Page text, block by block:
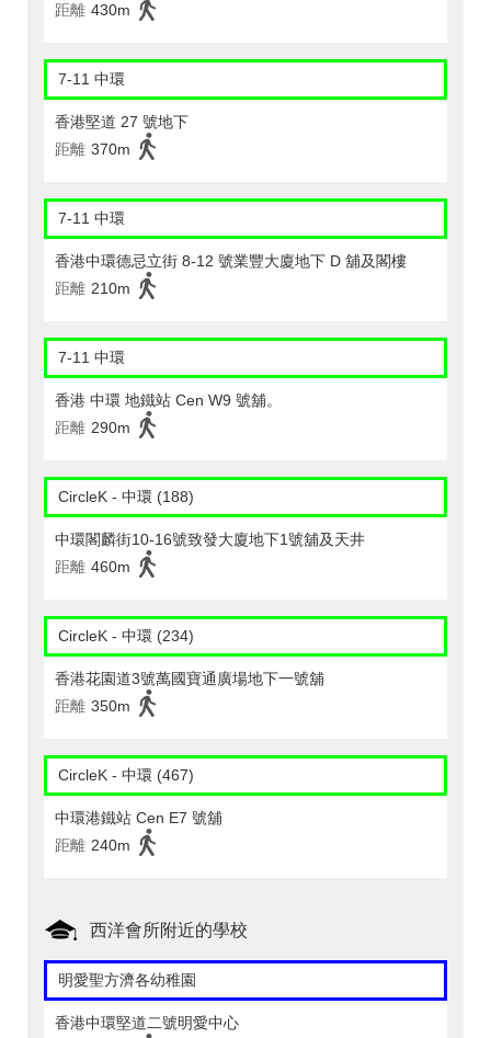
距離 430m
7-11 中環
香港堅道 27 號地下
距離 370m
7-11 中環
香港中環德忌立街 8-12 號業豐大廈地下 D 舖及閣樓
距離 210m
7-11 中環
香港 中環 地鐵站 Cen W9 號舖。
距離 290m
CircleK - 中環 (188)
中環閣麟街10-16號致發大廈地下1號舖及天井
距離 460m
CircleK - 中環 (234)
香港花園道3號萬國寶通廣場地下一號舖
距離 350m
CircleK - 中環 (467)
中環港鐵站 Cen E7 號舖
距離 240m
西洋會所附近的學校
明愛聖方濟各幼稚園
香港中環堅道二號明愛中心